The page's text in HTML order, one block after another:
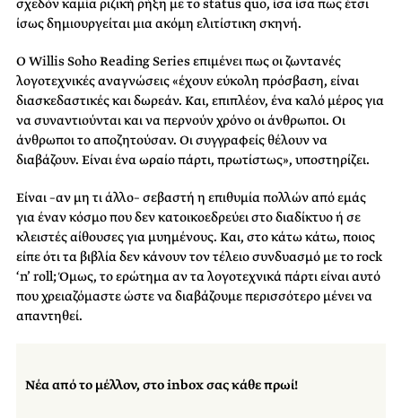
σχεδόν καμία ριζική ρήξη με το status quo, ίσα ίσα πως έτσι
ίσως δημιουργείται μια ακόμη ελιτίστικη σκηνή.
Ο Willis Soho Reading Series επιμένει πως οι ζωντανές
λογοτεχνικές αναγνώσεις «έχουν εύκολη πρόσβαση, είναι
διασκεδαστικές και δωρεάν. Και, επιπλέον, ένα καλό μέρος για
να συναντιούνται και να περνούν χρόνο οι άνθρωποι. Οι
άνθρωποι το αποζητούσαν. Οι συγγραφείς θέλουν να
διαβάζουν. Είναι ένα ωραίο πάρτι, πρωτίστως», υποστηρίζει.
Είναι –αν μη τι άλλο– σεβαστή η επιθυμία πολλών από εμάς
για έναν κόσμο που δεν κατοικοεδρεύει στο διαδίκτυο ή σε
κλειστές αίθουσες για μυημένους. Και, στο κάτω κάτω, ποιος
είπε ότι τα βιβλία δεν κάνουν τον τέλειο συνδυασμό με το rock
‘n’ roll; Όμως, το ερώτημα αν τα λογοτεχνικά πάρτι είναι αυτό
που χρειαζόμαστε ώστε να διαβάζουμε περισσότερο μένει να
απαντηθεί.
Νέα από το μέλλον, στο inbox σας κάθε πρωί!